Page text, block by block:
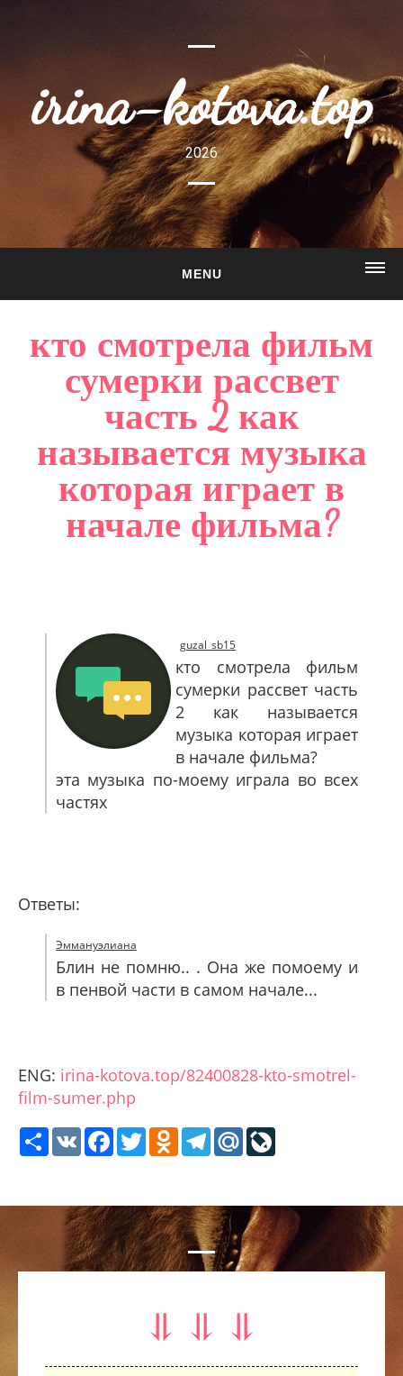
irina-kotova.top
2026
MENU
О САЙТЕ
ГАЛЕРЕЯ
КОНТАКТЫ
кто смотрела фильм
сумерки рассвет
часть 2 как
называется музыка
которая играет в
начале фильма?
guzal_sb15
кто смотрела фильм
сумерки рассвет часть
2 как называется
музыка которая играет
в начале фильма?
эта музыка по-моему играла во всех
частях
Ответы:
Эммануэлиана
Блин не помню.. . Она же помоему и
в пенвой части в самом начале...
ENG: irina-kotova.top/82400828-kto-smotrel-
film-sumer.php
ShareVK Facebook
TwitterOdnoklassniki
Telegram
Mail.Ru
⥥ ⥥ ⥥